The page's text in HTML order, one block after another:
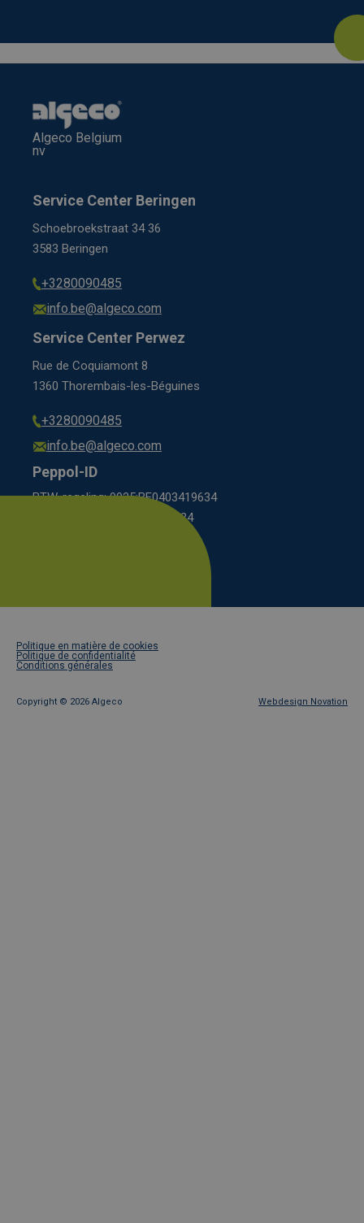
Algeco Belgium
nv
Service Center Beringen
Schoebroekstraat 34 36
3583 Beringen
+3280090485
info.be@algeco.com
Service Center Perwez
Rue de Coquiamont 8
1360 Thorembais-les-Béguines
+3280090485
info.be@algeco.com
Peppol-ID
BTW-regeling: 9925:BE0403419634
régime BCE: 0208:0403419634
Footer
legal
Politique en matière de cookies
Politique de confidentialité
Conditions générales
Copyright © 2026 Algeco Webdesign Novation